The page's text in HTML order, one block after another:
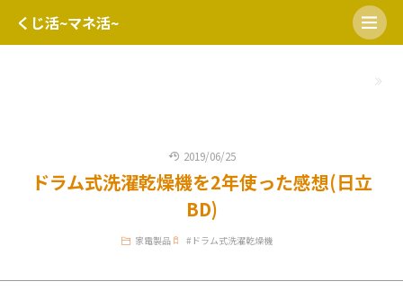
くじ活~マネ活~
2019/06/25
ドラム式洗濯乾燥機を2年使った感想(日立
BD)
家電製品 # ドラム式洗濯乾燥機